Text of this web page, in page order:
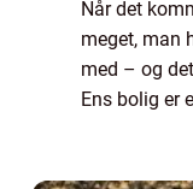
Når det
meget, man
med – og
Ens bolig er